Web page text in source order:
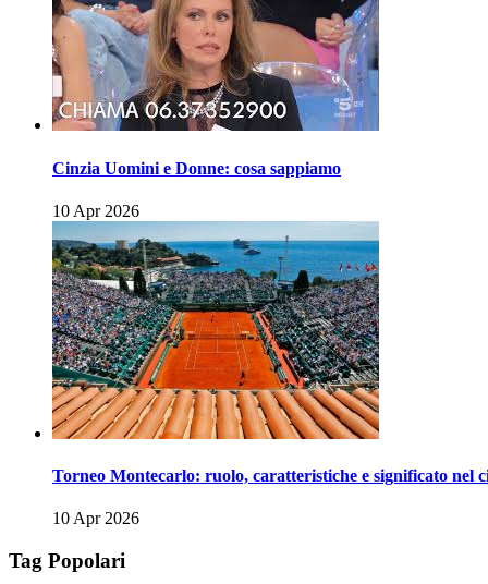
Cinzia Uomini e Donne: cosa sappiamo
10 Apr 2026
Torneo Montecarlo: ruolo, caratteristiche e significato nel
10 Apr 2026
Tag Popolari